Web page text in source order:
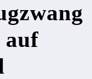
auf